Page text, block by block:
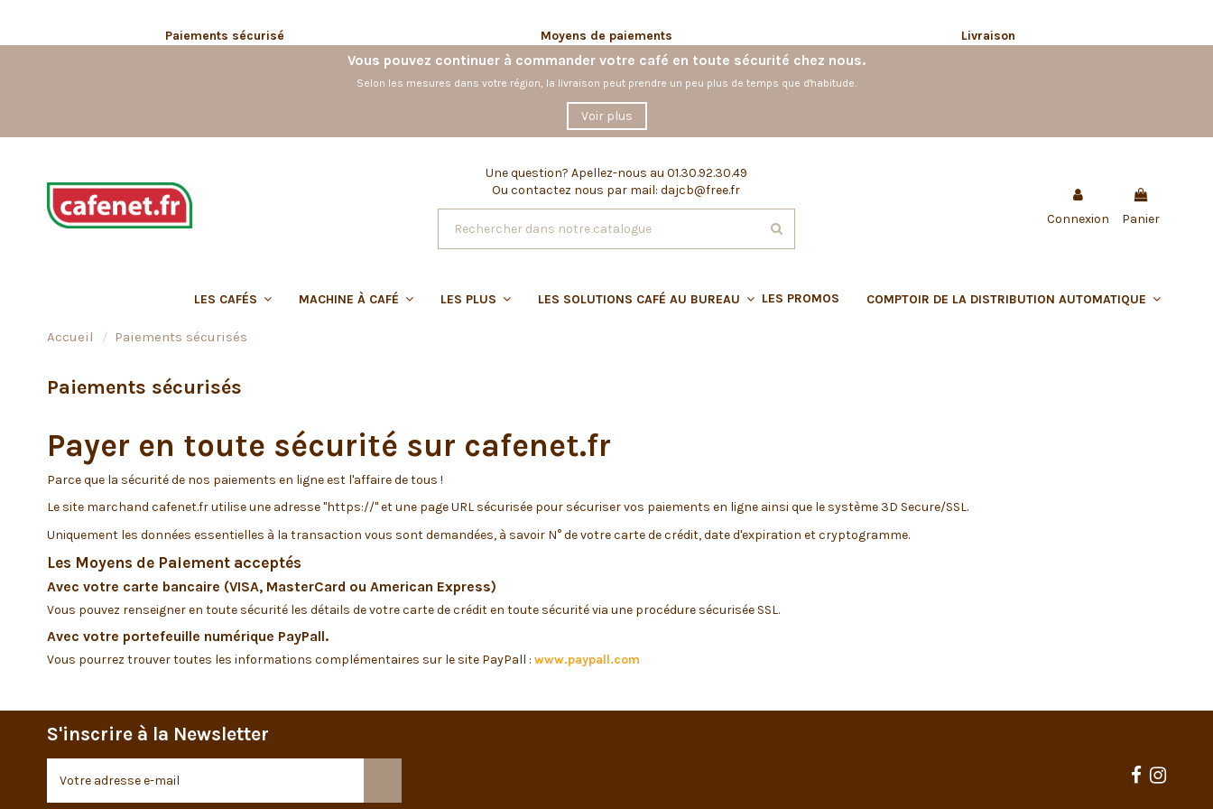
Paiements sécurisé Moyens de paiements Livraison
Vous pouvez continuer à commander votre café en toute sécurité chez nous.
Selon les mesures dans votre région, la livraison peut prendre un peu plus de temps que d'habitude.
Voir plus
Une question? Apellez-nous au 01.30.92.30.49
Ou contactez nous par mail: dajcb@free.fr
Connexion
Panier
LES CAFÉS MACHINE À CAFÉ LES PLUS LES SOLUTIONS CAFÉ AU BUREAU LES PROMOS COMPTOIR DE LA DISTRIBUTION AUTOMATIQUE
Accueil Paiements sécurisés
Paiements sécurisés
Payer en toute sécurité sur cafenet.fr
Parce que la sécurité de nos paiements en ligne est l'affaire de tous !
Le site marchand cafenet.fr utilise une adresse "https://" et une page URL sécurisée pour sécuriser vos paiements en ligne ainsi que le système 3D Secure/SSL.
Uniquement les données essentielles à la transaction vous sont demandées, à savoir N° de votre carte de crédit, date d'expiration et cryptogramme.
Les Moyens de Paiement acceptés
Avec votre carte bancaire (VISA, MasterCard ou American Express)
Vous pouvez renseigner en toute sécurité les détails de votre carte de crédit en toute sécurité via une procédure sécurisée SSL.
Avec votre portefeuille numérique PayPall.
Vous pourrez trouver toutes les informations complémentaires sur le site PayPall : www.paypall.com
S'inscrire à la Newsletter